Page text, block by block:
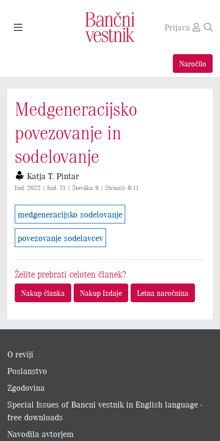
Prijava
Naročilo
Medgeneracijsko
povezovanje in
sodelovanje
Katja T. Pintar
Izid: 2022 | Izid: 71 | Številka: 9 | Stran(i): 8-11
medgeneracijsko sodelovanje
povezovanje sodelavcev
Želite prebrati celoten članek?
Nakup članka Nakup Izdaje Letna naročnina
O reviji
Poslanstvo
Zgodovina
Special Issues of Bancni vestnik in English language -
free downloads
Navodila avtorjem